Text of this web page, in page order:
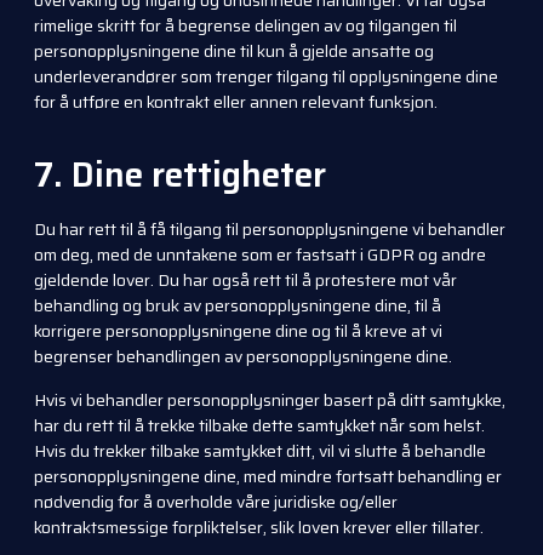
rimelige skritt for å begrense delingen av og tilgangen til
personopplysningene dine til kun å gjelde ansatte og
underleverandører som trenger tilgang til opplysningene dine
for å utføre en kontrakt eller annen relevant funksjon.
7. Dine rettigheter
Du har rett til å få tilgang til personopplysningene vi behandler
om deg, med de unntakene som er fastsatt i GDPR og andre
gjeldende lover. Du har også rett til å protestere mot vår
behandling og bruk av personopplysningene dine, til å
korrigere personopplysningene dine og til å kreve at vi
begrenser behandlingen av personopplysningene dine.
Hvis vi behandler personopplysninger basert på ditt samtykke,
har du rett til å trekke tilbake dette samtykket når som helst.
Hvis du trekker tilbake samtykket ditt, vil vi slutte å behandle
personopplysningene dine, med mindre fortsatt behandling er
nødvendig for å overholde våre juridiske og/eller
kontraktsmessige forpliktelser, slik loven krever eller tillater.